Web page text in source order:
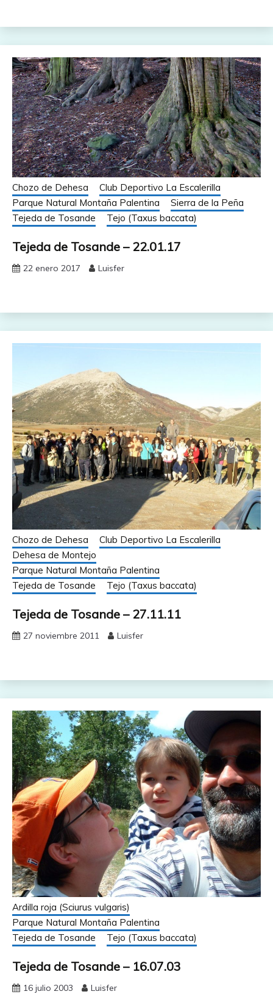
Chozo de Dehesa
Club Deportivo La Escalerilla
Parque Natural Montaña Palentina
Sierra de la Peña
Tejeda de Tosande
Tejo (Taxus baccata)
Tejeda de Tosande – 22.01.17
22 enero 2017 Luisfer
Chozo de Dehesa
Club Deportivo La Escalerilla
Dehesa de Montejo
Parque Natural Montaña Palentina
Tejeda de Tosande
Tejo (Taxus baccata)
Tejeda de Tosande – 27.11.11
27 noviembre 2011 Luisfer
Ardilla roja (Sciurus vulgaris)
Parque Natural Montaña Palentina
Tejeda de Tosande
Tejo (Taxus baccata)
Tejeda de Tosande – 16.07.03
16 julio 2003 Luisfer